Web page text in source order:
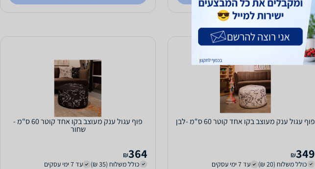
פוף עגול ענק מעוצב בקו אחד קוטר 60 ס"מ -לבן
349
₪
כולל משלוח (20 ₪)
עד 7 ימי עסקים
פוף עגול ענק מעוצב בקו אחד קוטר 60 ס"מ -
שחור
364
₪
כולל משלוח (35 ₪)
עד 7 ימי עסקים